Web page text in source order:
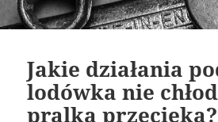
Jakie działania
lodówka nie
pralka przecieka?